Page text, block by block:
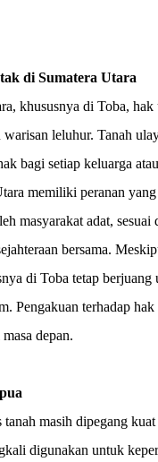
di Sumatera Utara
khususnya di Toba,
leluhur. Tanah
bagi setiap keluarga
memiliki peranan
masyarakat adat,
bersama.
di Toba tetap
Pengakuan terhadap
depan.
masih dipegang
digunakan untuk